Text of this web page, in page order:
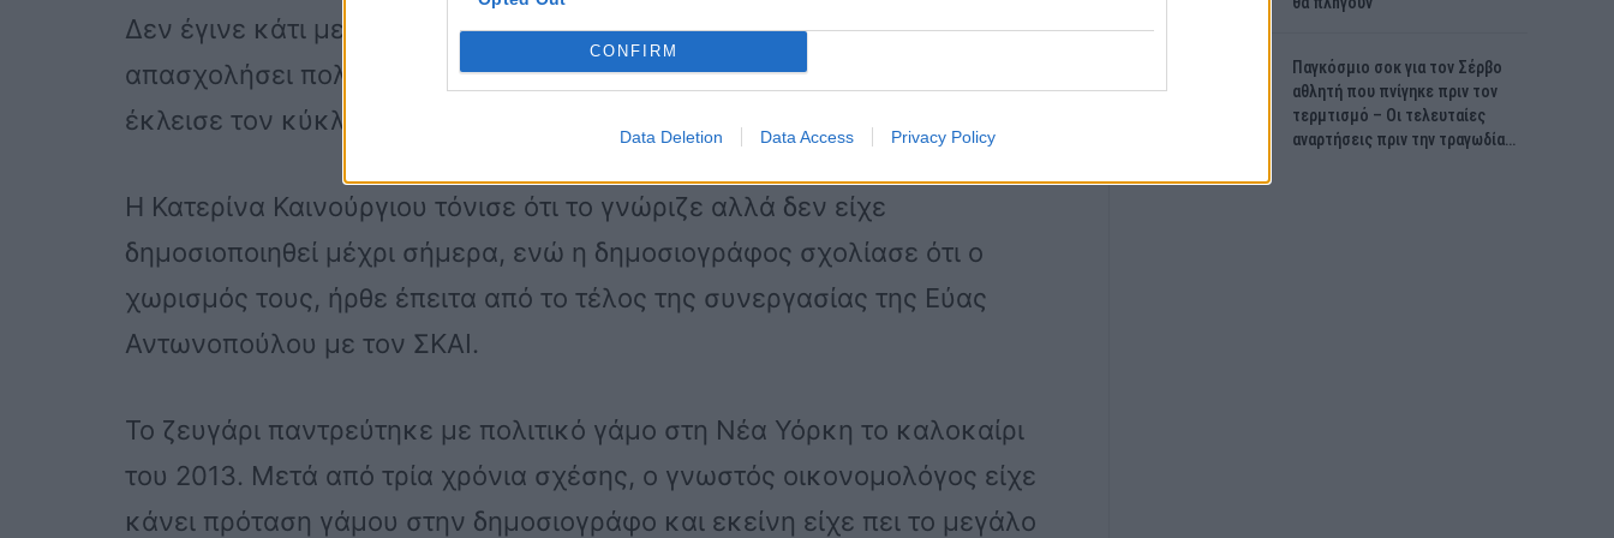
CONFIRM
Data Deletion Data Access Privacy Policy
Δεν έγινε κάτι μεταξύ τους, ήταν ένα ζευγάρι που δεν είχε
απασχολήσει πολύ με ‘κίτρινες σελίδες’. Αποφάσισαν ότι η σχέση
έκλεισε τον κύκλο της και να ακολουθήσουν χωριστούς δρομους”.
Η Κατερίνα Καινούργιου τόνισε ότι το γνώριζε αλλά δεν είχε
δημοσιοποιηθεί μέχρι σήμερα, ενώ η δημοσιογράφος σχολίασε ότι ο
χωρισμός τους, ήρθε έπειτα από το τέλος της συνεργασίας της Εύας
Αντωνοπούλου με τον ΣΚΑΙ.
Το ζευγάρι παντρεύτηκε με πολιτικό γάμο στη Νέα Υόρκη το καλοκαίρι
του 2013. Μετά από τρία χρόνια σχέσης, ο γνωστός οικονομολόγος είχε
κάνει πρόταση γάμου στην δημοσιογράφο και εκείνη είχε πει το μεγάλο
Παγκόσμιο σοκ για τον Σέρβο
αθλητή που πνίγηκε πριν τον
τερμτισμό – Οι τελευταίες
αναρτήσεις πριν την τραγωδία…